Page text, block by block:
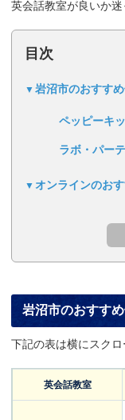
英会話教室が良いか迷
目次
岩沼市のおすす
ペッピーキ
ラボ・パー
オンラインのお
岩沼市のおすす
下記の表は横にスク
英会話教室